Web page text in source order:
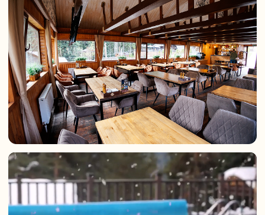
12:00 – 23:00
Время работы кухни
12:00 – 23:00
Меню
Караоке-бар
НАДОЕЛИ ОБЫЧНЫЕ